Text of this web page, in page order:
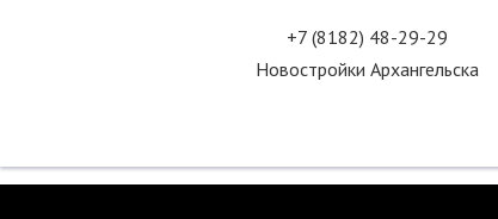
+7 (8182) 48-29-29
Новостройки Архангельска